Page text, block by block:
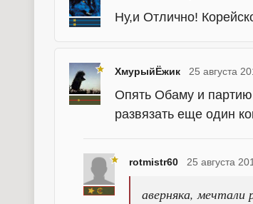
Ну,и Отлично!
ХмурыйЁжик 25 августа
Опять Обаму и
развязать еще один
rotmistr60 25 августа
аверняка, мечтали